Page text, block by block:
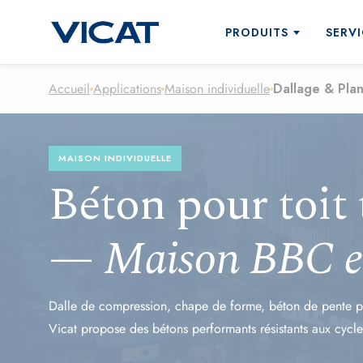
PRODUITS
Ciments pour la
Ciment naturel Prompt
Ciments "bas carbone" - DECA
Centrale mobile
Contrôle qualité
Transport et logistique
Accueil Applications Maison individuelle Dallage &
MAISON INDIVIDUELLE
Béton pour toit
—Maison BBC
Dalle de compression, chape de forme, béton de pente
Vicat propose des bétons performants résistants aux